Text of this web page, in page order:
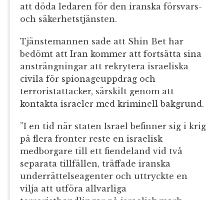
att döda ledaren för den iranska försvars-
och säkerhetstjänsten.
Tjänstemannen sade att Shin Bet har
bedömt att Iran kommer att fortsätta sina
ansträngningar att rekrytera israeliska
civila för spionageuppdrag och
terroristattacker, särskilt genom att
kontakta israeler med kriminell bakgrund.
”I en tid när staten Israel befinner sig i krig
på flera fronter reste en israelisk
medborgare till ett fiendeland vid två
separata tillfällen, träffade iranska
underrättelseagenter och uttryckte en
vilja att utföra allvarliga